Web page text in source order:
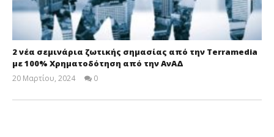
2 νέα σεμινάρια ζωτικής σημασίας από την Terramedia
με 100% Χρηματοδότηση από την ΑνΑΔ
20 Μαρτίου, 2024
Insurance
0